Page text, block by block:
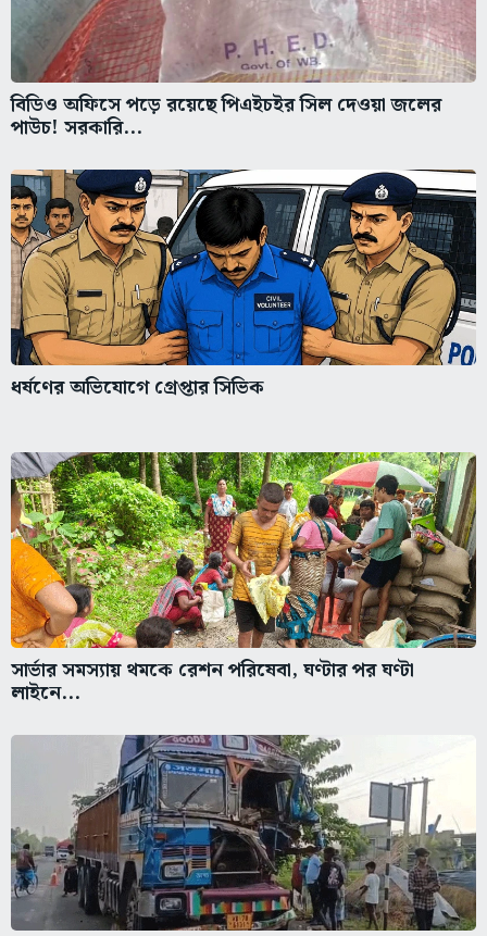
বিডিও অফিসে পড়ে রয়েছে পিএইচইর সিল দেওয়া জলের
পাউচ! সরকারি...
ধর্ষণের অভিযোগে গ্রেপ্তার সিভিক
সার্ভার সমস্যায় থমকে রেশন পরিষেবা, ঘণ্টার পর ঘণ্টা
লাইনে...